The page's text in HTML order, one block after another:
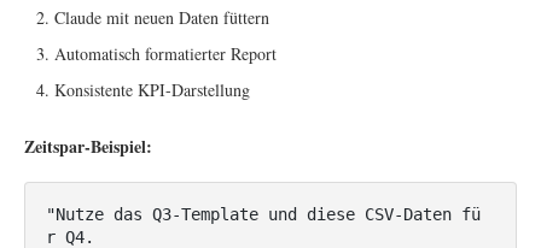
Claude mit neuen Daten füttern
Automatisch formatierter Report
Konsistente KPI-Darstellung
Zeitspar-Beispiel:
"Nutze das Q3-Template und diese CSV-Daten fü
r Q4.